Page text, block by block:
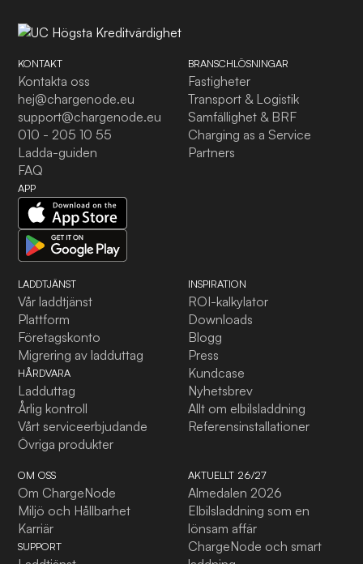
KONTAKT
Kontakta oss
hej@chargenode.eu
support@chargenode.eu
010 - 205 10 55
Ladda-guiden
FAQ
APP
BRANSCHLÖSNINGAR
Fastigheter
Transport & Logistik
Samfällighet & BRF
Charging as a Service
Partners
LADDTJÄNST
Vår laddtjänst
Plattform
Företagskonto
Migrering av ladduttag
HÅRDVARA
Ladduttag
Årlig kontroll
Vårt serviceerbjudande
Övriga produkter
INSPIRATION
ROI-kalkylator
Downloads
Blogg
Press
Kundcase
Nyhetsbrev
Allt om elbilsladdning
Referensinstallationer
OM OSS
Om ChargeNode
Miljö och Hållbarhet
Karriär
SUPPORT
AKTUELLT 26/27
Almedalen 2026
Elbilsladdning som en
lönsam affär
ChargeNode och smart